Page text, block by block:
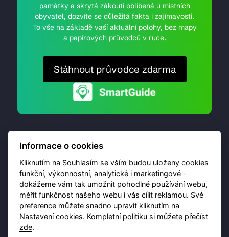
památky a skrytá zákoutí oblíbená u místních
obyvatel, dozvíte se důležitá fakta i zajímavosti.
To vše na základě vaší aktuální polohy, bez mapy
a papírových průvodců v ruce.
Stáhnout průvodce zdarma
© 2026 Destinační portál provozujeBrána Jihlavy,
příspěvková organizace. Všechna práva vyhrazena.
Ochrana osobních údajů
Informace o cookies
Kliknutím na Souhlasím se vším budou uloženy cookies
funkční, výkonnostní, analytické i marketingové -
dokážeme vám tak umožnit pohodlné používání webu,
měřit funkčnost našeho webu i vás cílit reklamou. Své
preference můžete snadno upravit kliknutím na
Nastavení cookies. Kompletní politiku si můžete přečíst
zde.